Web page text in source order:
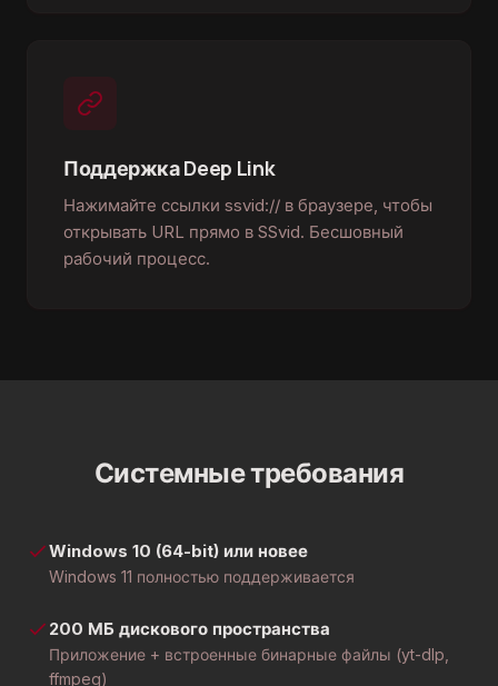
Поддержка Deep Link
Нажимайте ссылки ssvid:// в браузере, чтобы
открывать URL прямо в SSvid. Бесшовный
рабочий процесс.
Системные требования
Windows 10 (64-bit) или новее
Windows 11 полностью поддерживается
200 МБ дискового пространства
Приложение + встроенные бинарные файлы (yt-dlp,
ffmpeg)